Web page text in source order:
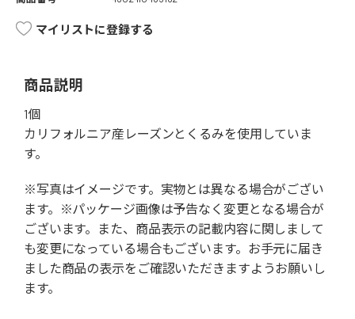
マイリストに登録する
商品説明
1個
カリフォルニア産レーズンとくるみを使用していま
す。
※写真はイメージです。実物とは異なる場合がござい
ます。※パッケージ画像は予告なく変更となる場合が
ございます。また、商品表示の記載内容に関しまして
も変更になっている場合もございます。お手元に届き
ました商品の表示をご確認いただきますようお願いし
ます。